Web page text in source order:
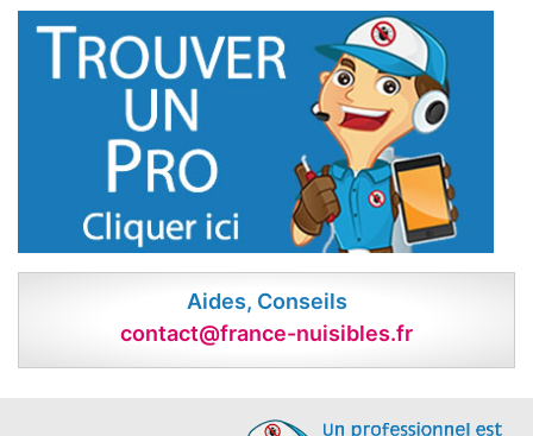
Aides, Conseils
contact@france-nuisibles.fr